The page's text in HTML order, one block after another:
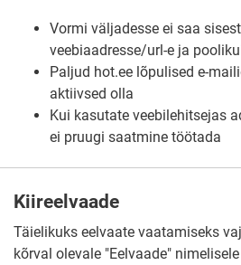
Vormi väljadesse ei saa
veebiaadresse/url-e ja
Paljud hot.ee lõpulised e-
aktiivsed olla
Kui kasutate veebilehitsejas
ei pruugi saatmine töötada
Kiireelvaade
Täielikuks eelvaate vaatamiseks
kõrval olevale "Eelvaade"